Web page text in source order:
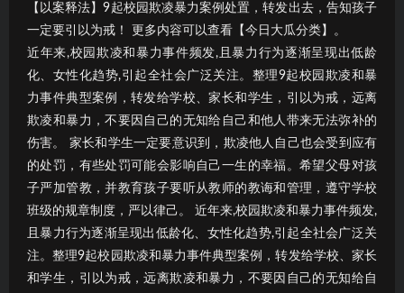
【以案释法】9起校园欺凌暴力案例处置，转发出去，告知孩子
一定要引以为戒！ 更多内容可以查看【今日大瓜分类】。
近年来,校园欺凌和暴力事件频发,且暴力行为逐渐呈现出低龄
化、女性化趋势,引起全社会广泛关注。整理9起校园欺凌和暴
力事件典型案例，转发给学校、家长和学生，引以为戒，远离
欺凌和暴力，不要因自己的无知给自己和他人带来无法弥补的
伤害。 家长和学生一定要意识到，欺凌他人自己也会受到应有
的处罚，有些处罚可能会影响自己一生的幸福。希望父母对孩
子严加管教，并教育孩子要听从教师的教诲和管理，遵守学校
班级的规章制度，严以律己。 近年来,校园欺凌和暴力事件频发,
且暴力行为逐渐呈现出低龄化、女性化趋势,引起全社会广泛关
注。整理9起校园欺凌和暴力事件典型案例，转发给学校、家长
和学生，引以为戒，远离欺凌和暴力，不要因自己的无知给自